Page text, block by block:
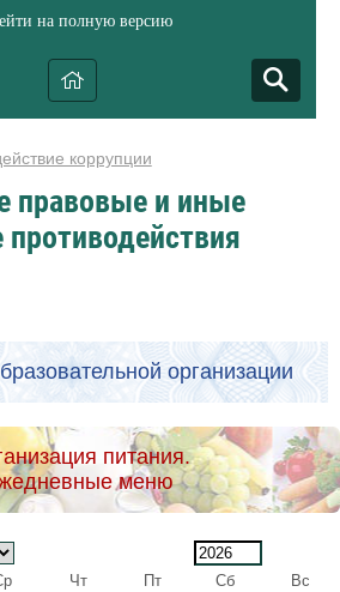
на полную версию
коррупции
правовые и иные
организации
питания.
меню
Чт Пт Сб Вс